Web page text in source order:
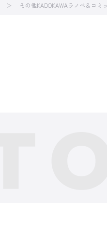
その他KADOKAWAラノベ＆コミ